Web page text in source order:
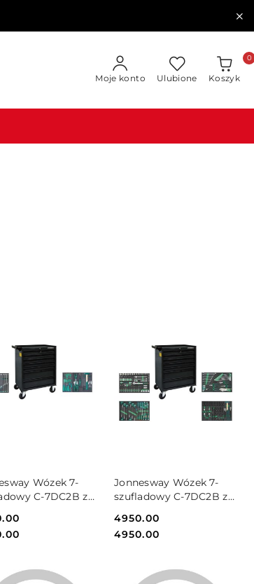
Moje konto Ulubione Koszyk
0
Wózek 7-
C-7DC2B z
C-7DC2B-
DO KOSZYKA
Jonnesway Wózek 7-
szufladowy C-7DC2B z
narzędzi C-7DC2B-
188SV
Cena:
4950.00
Cena:
4950.00
DO KOSZYKA